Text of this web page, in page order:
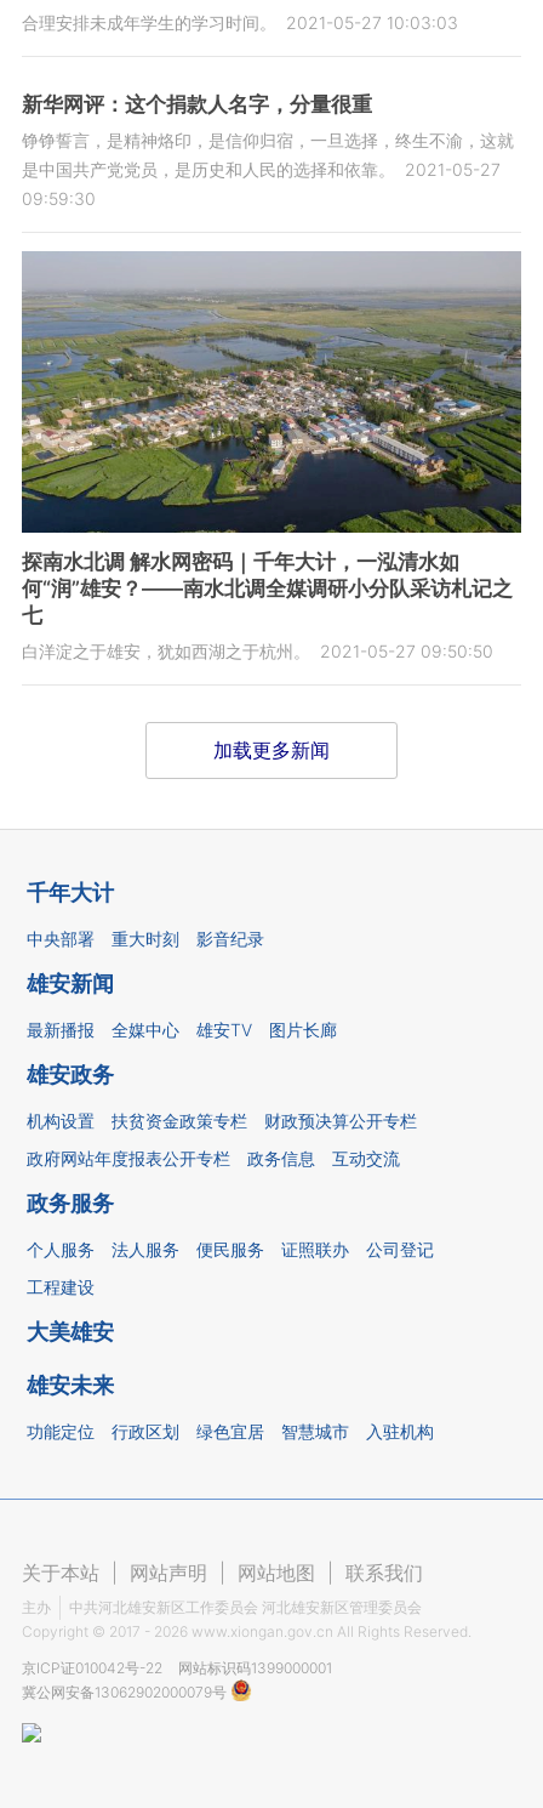
合理安排未成年学生的学习时间。 2021-05-27 10:03:03
新华网评：这个捐款人名字，分量很重
铮铮誓言，是精神烙印，是信仰归宿，一旦选择，终生不渝，这就
是中国共产党党员，是历史和人民的选择和依靠。
2021-05-27
09:59:30
探南水北调 解水网密码｜千年大计，一泓清水如
何“润”雄安？——南水北调全媒调研小分队采访札记之
七
白洋淀之于雄安，犹如西湖之于杭州。 2021-05-27 09:50:50
加载更多新闻
千年大计
中央部署 重大时刻 影音纪录
雄安新闻
最新播报 全媒中心 雄安TV 图片长廊
雄安政务
机构设置 扶贫资金政策专栏
财政预决算公开专栏
政府网站年度报表公开专栏
政务信息 互动交流
政务服务
个人服务 法人服务 便民服务 证照联办
公司登记
工程建设
大美雄安
雄安未来
功能定位 行政区划 绿色宜居 智慧城市 入驻机构
关于本站 网站声明 网站地图 联系我们
主办
中共河北雄安新区工作委员会 河北雄安新区管理委员会
Copyright © 2017 - 2026 www.xiongan.gov.cn All Rights Reserved.
京ICP证010042号-22
网站标识码1399000001
冀公网安备13062902000079号